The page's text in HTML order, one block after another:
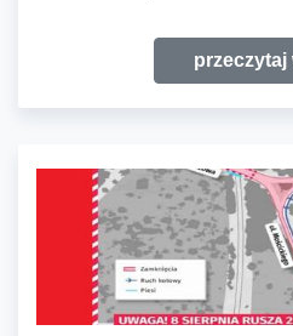
przeczytaj